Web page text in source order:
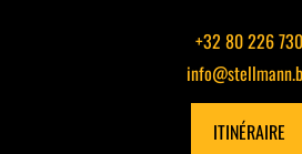
+32 80 226 730
ITINÉRAIRE